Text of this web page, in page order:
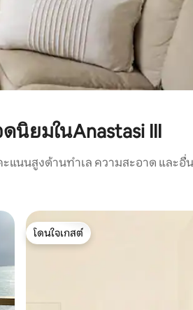
ยมในAnastasi III
แนนสูงด้านทำเล ความสะอาด และอื่
โดนใจเกสต์
โดนใจเกสต์